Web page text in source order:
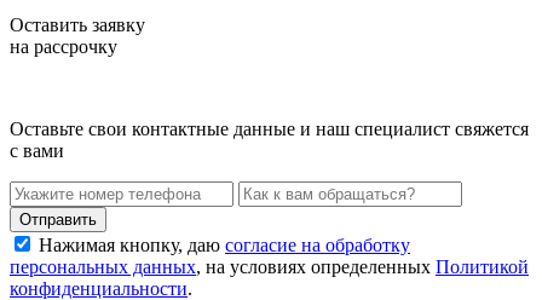
Оставить заявку
на рассрочку
Оставьте свои контактные данные и наш специалист свяжется
с вами
Нажимая кнопку, даю согласие на обработку
персональных данных, на условиях определенных Политикой
конфиденциальности.